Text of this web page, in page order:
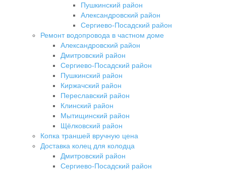
Пушкинский район
Александровский район
Сергиево-Посадский район
Ремонт водопровода в частном доме
Александровский район
Дмитровский район
Сергиево-Посадский район
Пушкинский район
Киржачский район
Переславский район
Клинский район
Мытищинский район
Щёлковский район
Копка траншей вручную цена
Доставка колец для колодца
Дмитровский район
Сергиево-Посадский район